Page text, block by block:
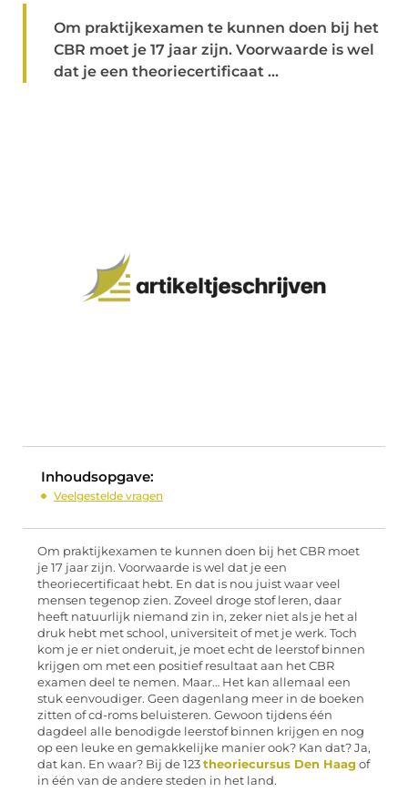
Om praktijkexamen te kunnen doen bij het
CBR moet je 17 jaar zijn. Voorwaarde is wel
dat je een theoriecertificaat ...
Inhoudsopgave:
Veelgestelde vragen
Om praktijkexamen te kunnen doen bij het CBR moet
je 17 jaar zijn. Voorwaarde is wel dat je een
theoriecertificaat hebt. En dat is nou juist waar veel
mensen tegenop zien. Zoveel droge stof leren, daar
heeft natuurlijk niemand zin in, zeker niet als je het al
druk hebt met school, universiteit of met je werk. Toch
kom je er niet onderuit, je moet echt de leerstof binnen
krijgen om met een positief resultaat aan het CBR
examen deel te nemen. Maar… Het kan allemaal een
stuk eenvoudiger. Geen dagenlang meer in de boeken
zitten of cd-roms beluisteren. Gewoon tijdens één
dagdeel alle benodigde leerstof binnen krijgen en nog
op een leuke en gemakkelijke manier ook? Kan dat? Ja,
dat kan. En waar? Bij de 123 theoriecursus Den Haag of
in één van de andere steden in het land.